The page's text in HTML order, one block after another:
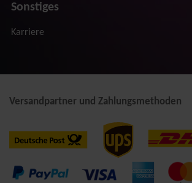
Sonstiges
Karriere
Versandpartner und Zahlungsmethoden